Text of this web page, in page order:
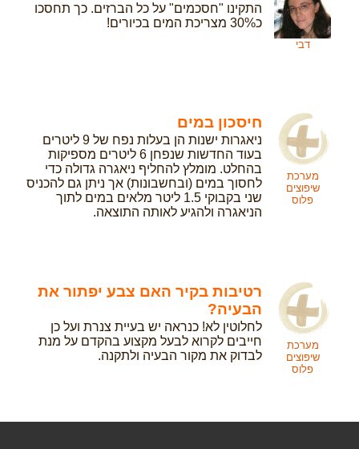
דבי
התקינו "חסכמים" על כל הברזים. כך תחסכו
כ30% מצריכת המים בכיורים!
מערכת
שיפוצים
פלוס
חיסכון במים
ניאגרות ישנות הן בעלות נפח של 9 ליטרים
בעוד החדשות שנפחן 6 ליטרים מספיקות
בהחלט. מומלץ להחליף ניאגרה גדולה כדי
לחסוך במים (ובחשבונות) אך ניתן גם להכניס
שני בקבוקי 1.5 ליטר מלאים במים לתוך
הניאגרה ולהגיע לאותה התוצאה.
מערכת
שיפוצים
פלוס
רטיבות בקיר האם צבע יפתור את
הבעיה?
לחלוטין לא! כנראה יש בעיית צנרת ועל כן
חייבים לקרוא לבעל מקצוע בהקדם על מנת
לבדוק את מקור הבעיה ולתקנה.